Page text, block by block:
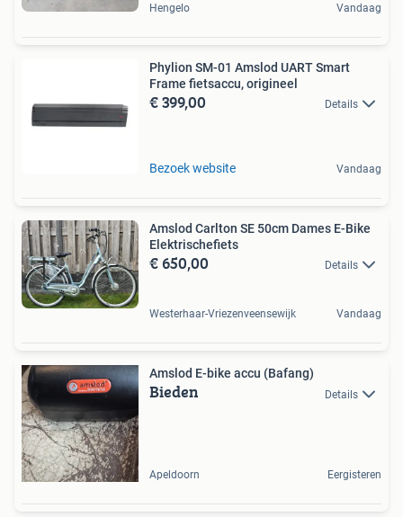
Hengelo Vandaag
Phylion SM-01 Amslod UART Smart
Frame fietsaccu, origineel
€ 399,00 Details
Bezoek website Vandaag
Amslod Carlton SE 50cm Dames E-Bike
Elektrischefiets
€ 650,00 Details
Westerhaar-Vriezenveensewijk Vandaag
Amslod E-bike accu (Bafang)
Bieden Details
Apeldoorn Eergisteren